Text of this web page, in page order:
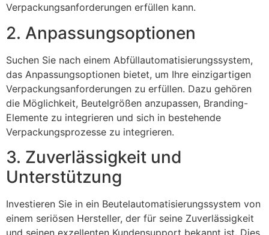
Verpackungsanforderungen erfüllen kann.
2. Anpassungsoptionen
Suchen Sie nach einem Abfüllautomatisierungssystem,
das Anpassungsoptionen bietet, um Ihre einzigartigen
Verpackungsanforderungen zu erfüllen. Dazu gehören
die Möglichkeit, Beutelgrößen anzupassen, Branding-
Elemente zu integrieren und sich in bestehende
Verpackungsprozesse zu integrieren.
3. Zuverlässigkeit und
Unterstützung
Investieren Sie in ein Beutelautomatisierungssystem von
einem seriösen Hersteller, der für seine Zuverlässigkeit
und seinen exzellenten Kundensupport bekannt ist. Dies